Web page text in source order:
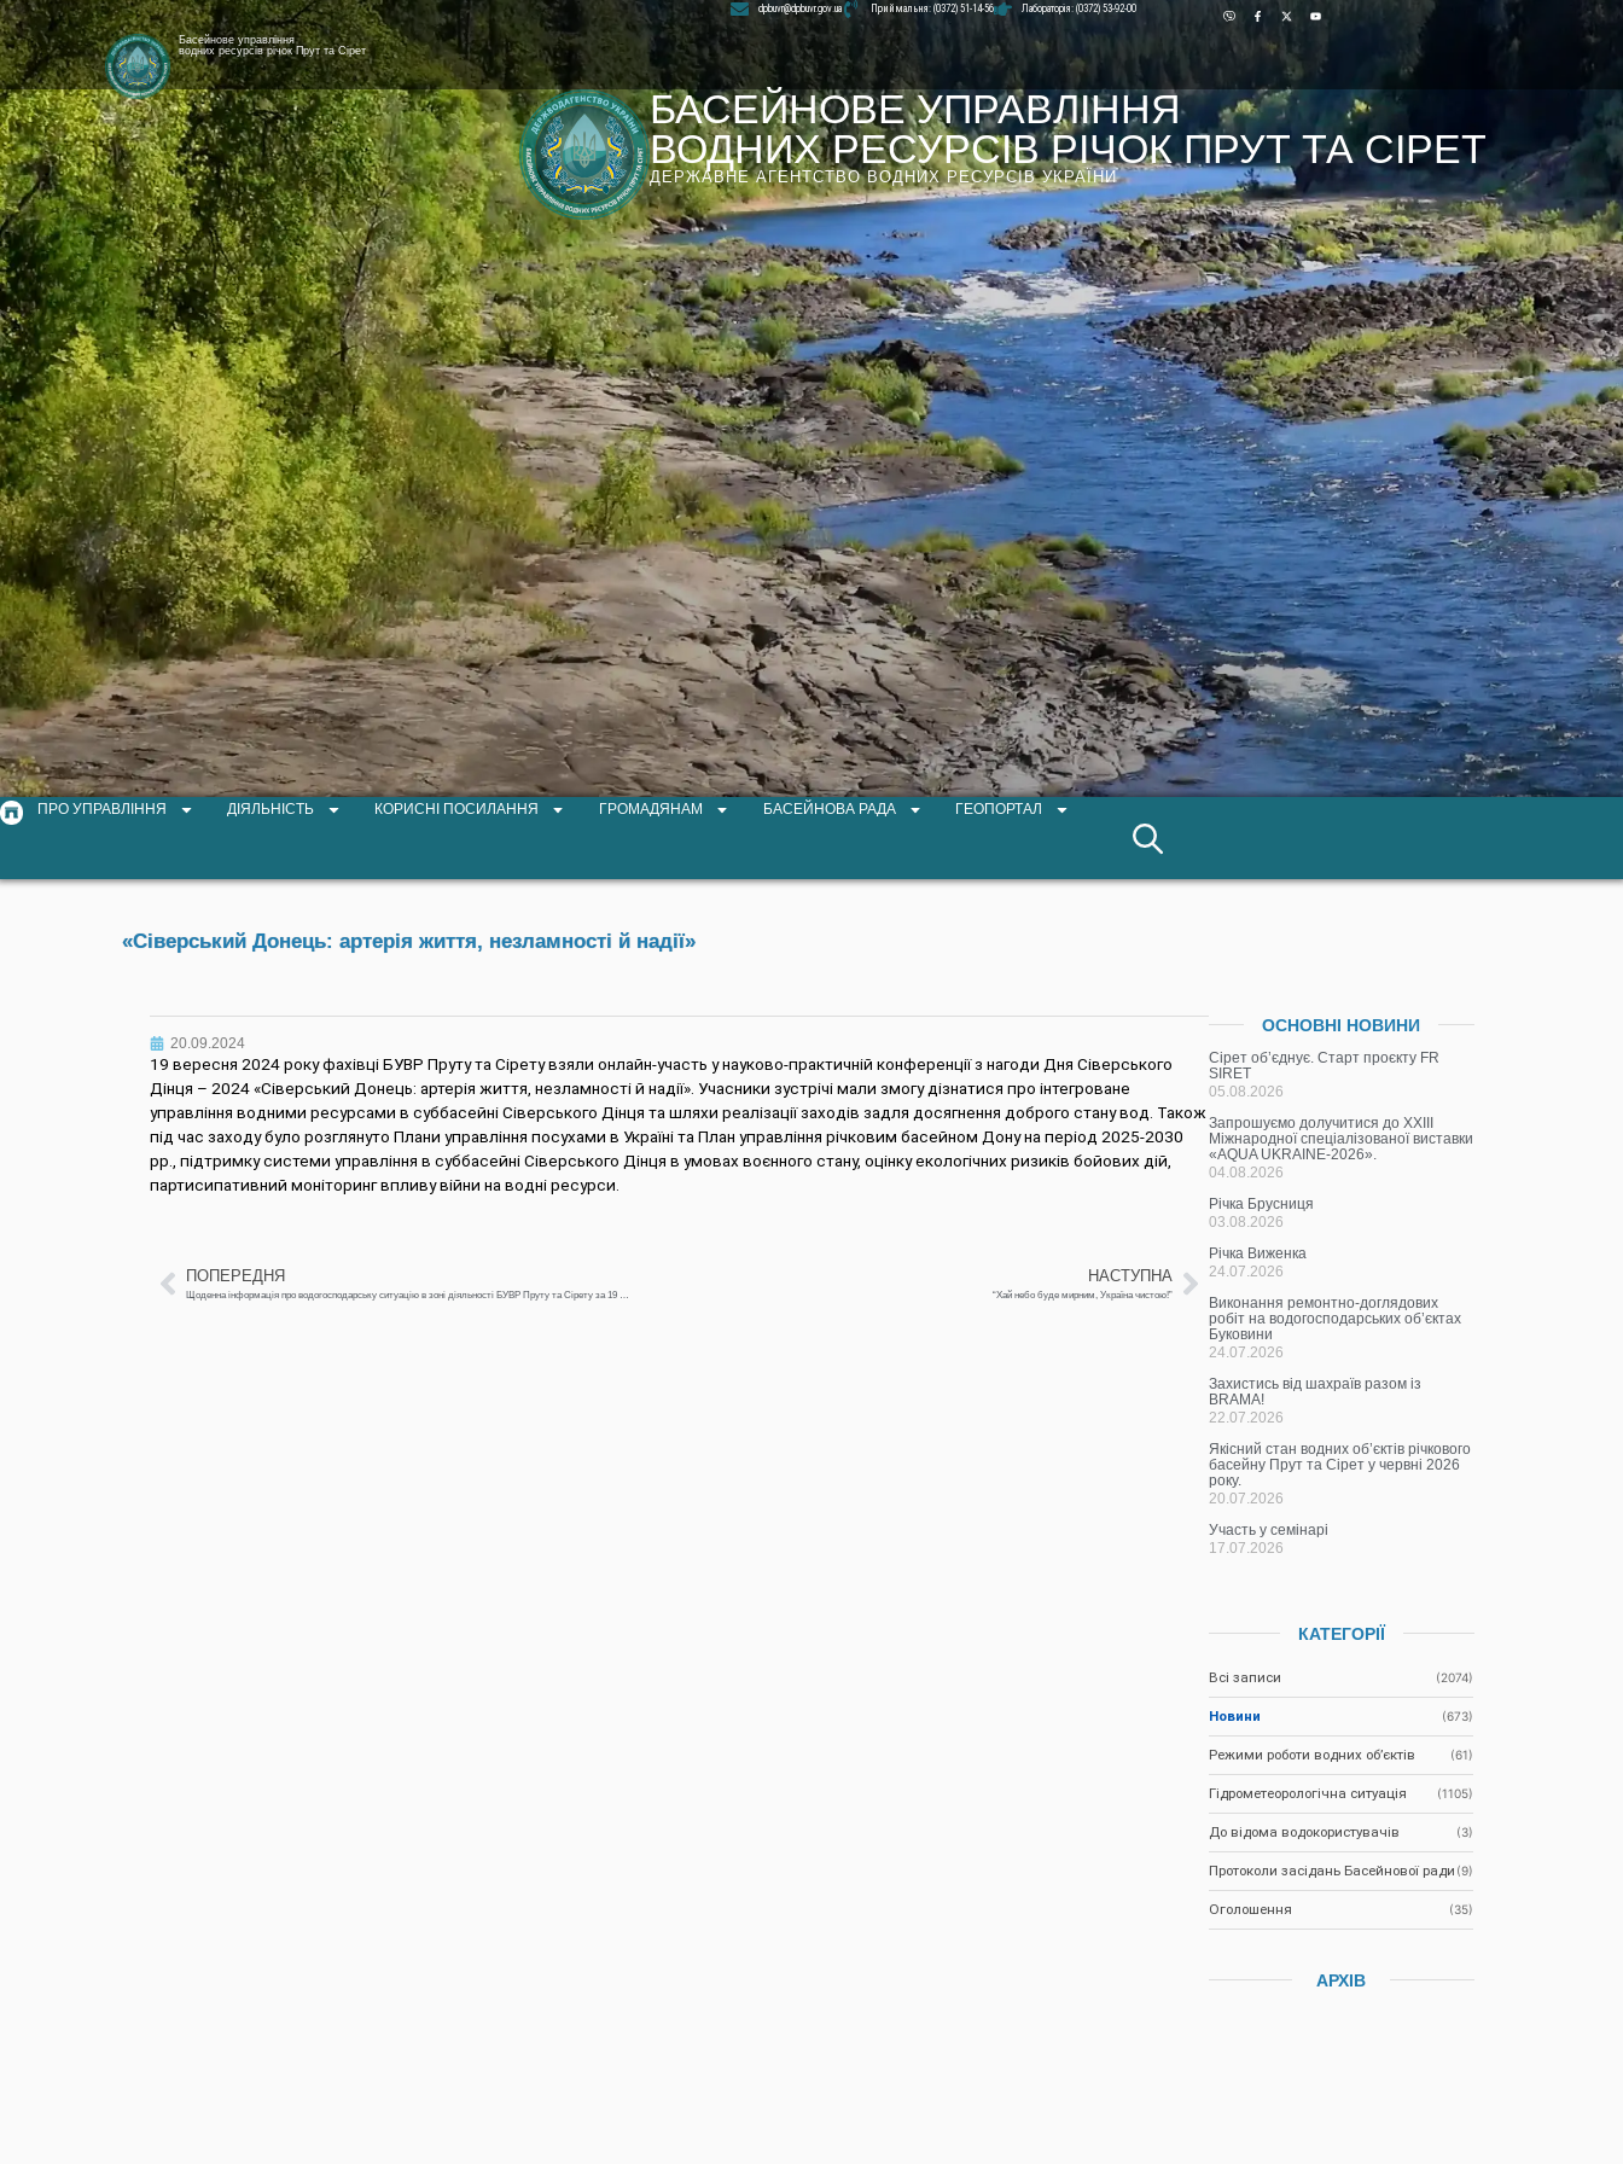
[newyear_garland]
Басейнове управління
водних ресурсів річок Прут та Сірет
Лабораторія: (0372) 53-92-00
dpbuvr@dpbuvr.gov.ua Приймальня: (0372) 51-14-56
БАСЕЙНОВЕ УПРАВЛІННЯ
ВОДНИХ РЕСУРСІВ РІЧОК ПРУТ ТА СІРЕТ
ДЕРЖАВНЕ АГЕНТСТВО ВОДНИХ РЕСУРСІВ УКРАЇНИ
ПРО УПРАВЛІННЯ ДІЯЛЬНІСТЬ КОРИСНІ ПОСИЛАННЯ ГРОМАДЯНАМ БАСЕЙНОВА РАДА ГЕОПОРТАЛ
«Сіверський Донець: артерія життя, незламності й надії»
20.09.2024
19 вересня 2024 року фахівці БУВР Пруту та Сірету взяли онлайн-участь у науково-практичній конференції з нагоди Дня Сіверського
Дінця – 2024 «Сіверський Донець: артерія життя, незламності й надії». Учасники зустрічі мали змогу дізнатися про інтегроване
управління водними ресурсами в суббасейні Сіверського Дінця та шляхи реалізації заходів задля досягнення доброго стану вод. Також
під час заходу було розглянуто Плани управління посухами в Україні та План управління річковим басейном Дону на період 2025-2030
рр., підтримку системи управління в суббасейні Сіверського Дінця в умовах воєнного стану, оцінку екологічних ризиків бойових дій,
партисипативний моніторинг впливу війни на водні ресурси.
ПОПЕРЕДНЯ
Щоденна інформація про водогосподарську ситуацію в зоні діяльності БУВР Пруту та Сірету за 19 вересня 2024р.
НАСТУПНА
“Хай небо буде мирним, Україна чистою!”
ОСНОВНІ НОВИНИ
Сірет об’єднує. Старт проєкту FR
SIRET
05.08.2026
Запрошуємо долучитися до ХХІІІ
Міжнародної спеціалізованої виставки
«AQUA UKRAINE-2026».
04.08.2026
Річка Брусниця
03.08.2026
Річка Виженка
24.07.2026
Виконання ремонтно-доглядових
робіт на водогосподарських об’єктах
Буковини
24.07.2026
Захистись від шахраїв разом із
BRAMA!
22.07.2026
Якісний стан водних об’єктів річкового
басейну Прут та Сірет у червні 2026
року.
20.07.2026
Участь у семінарі
17.07.2026
КАТЕГОРІЇ
Всі записи (2074)
Новини (673)
Режими роботи водних об’єктів (61)
Гідрометеорологічна ситуація (1105)
До відома водокористувачів (3)
Протоколи засідань Басейнової ради (9)
Оголошення (35)
АРХІВ